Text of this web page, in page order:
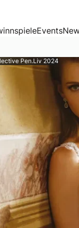
Events
Pen.Liv 2024